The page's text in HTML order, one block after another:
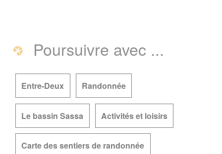
Poursuivre avec ...
Entre-Deux Randonnée
Le bassin Sassa Activités et loisirs
Carte des sentiers de randonnée